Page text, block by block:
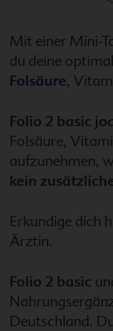
Mit einer Mini-
du deine
Folsäure,
Folio 2 basic
Folsäure,
aufzunehmen,
kein
Erkundige dich
Ärztin.
Folio 2 basic
Deutschland.